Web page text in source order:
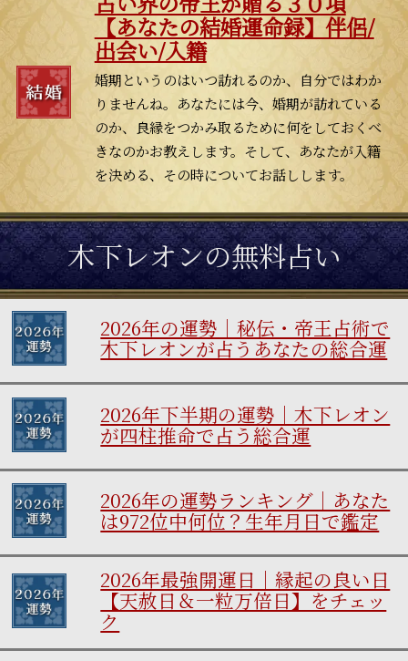
【あなたの結婚運命録】伴侶/
出会い/入籍
婚期というのはいつ訪れるのか、自分ではわか
りませんね。あなたには今、婚期が訪れている
のか、良縁をつかみ取るために何をしておくべ
きなのかお教えします。そして、あなたが入籍
を決める、その時についてお話しします。
木下レオンの無料占い
2026年の運勢｜秘伝・帝王占術で
木下レオンが占うあなたの総合運
2026年下半期の運勢｜木下レオン
が四柱推命で占う総合運
2026年の運勢ランキング｜あなた
は972位中何位？生年月日で鑑定
2026年最強開運日｜縁起の良い日
【天赦日＆一粒万倍日】をチェッ
ク